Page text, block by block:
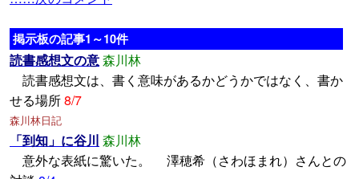
掲示板の記事1～10件
読書感想文の意森川林
読書感想文は、書く意味があるかどうかではなく、書か
せる場所8/7
森川林日記
「到知」に谷川 森川林
意外な表紙に驚いた。 澤穂希（さわほまれ）さんとの